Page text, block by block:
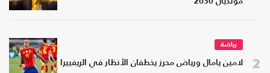
2
رياضة
لامين يامال ورياض محرز يخطفان الأنظار في الريفييرا